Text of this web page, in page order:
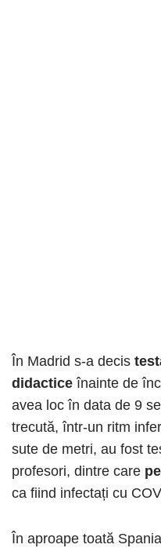
În Madrid s-a decis
didactice înainte de
avea loc în data de 9
trecută, într-un ritm
sute de metri, au fost
profesori, dintre care
ca fiind infectați cu
În aproape toată